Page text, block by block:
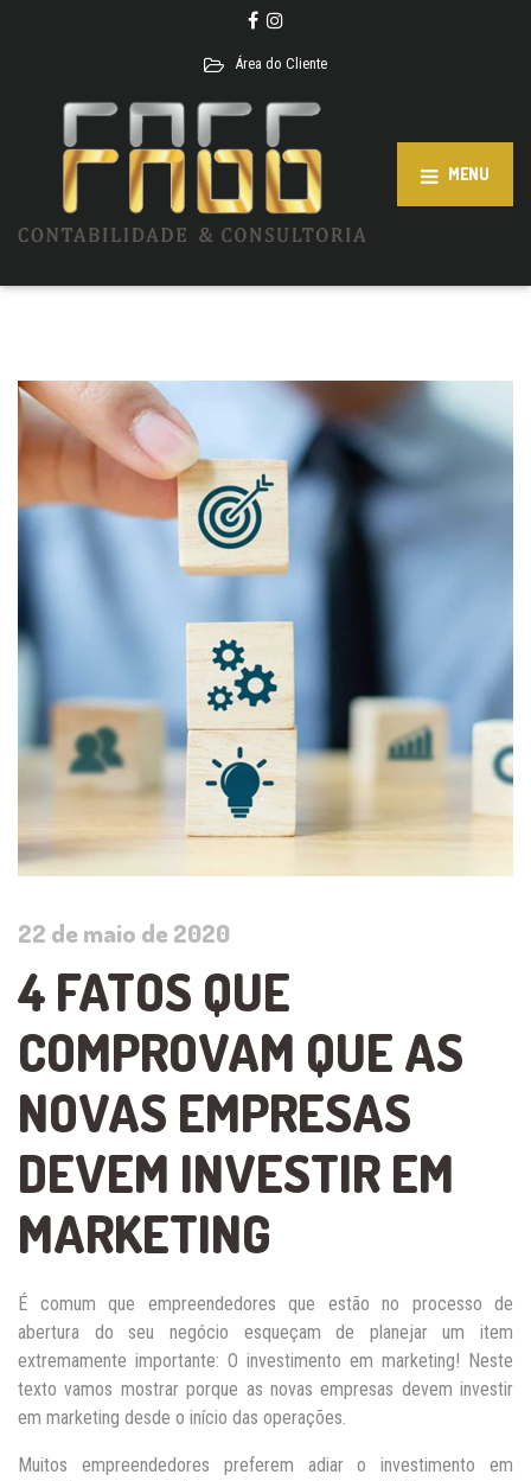
Área do Cliente
MENU
22 de maio de 2020
4 FATOS QUE
COMPROVAM QUE AS
NOVAS EMPRESAS
DEVEM INVESTIR EM
MARKETING
É comum que empreendedores que estão no processo de
abertura do seu negócio esqueçam de planejar um item
extremamente importante: O investimento em marketing! Neste
texto vamos mostrar porque as novas empresas devem investir
em marketing desde o início das operações.
Muitos empreendedores preferem adiar o investimento em